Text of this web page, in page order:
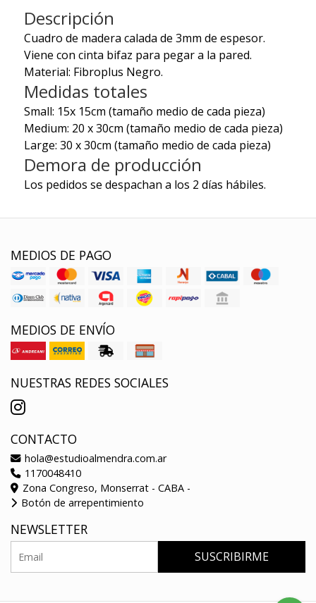
Descripción
Cuadro de madera calada de 3mm de espesor.
Viene con cinta bifaz para pegar a la pared.
Material: Fibroplus Negro.
Medidas totales
Small: 15x 15cm (tamaño medio de cada pieza)
Medium: 20 x 30cm (tamaño medio de cada pieza)
Large: 30 x 30cm (tamaño medio de cada pieza)
Demora de producción
Los pedidos se despachan a los 2 días hábiles.
MEDIOS DE PAGO
MEDIOS DE ENVÍO
NUESTRAS REDES SOCIALES
CONTACTO
hola@estudioalmendra.com.ar
1170048410
Zona Congreso, Monserrat - CABA -
Botón de arrepentimiento
NEWSLETTER
SUSCRIBIRME